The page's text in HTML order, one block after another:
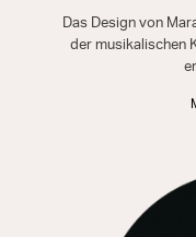
Das Design von
der musikalischen